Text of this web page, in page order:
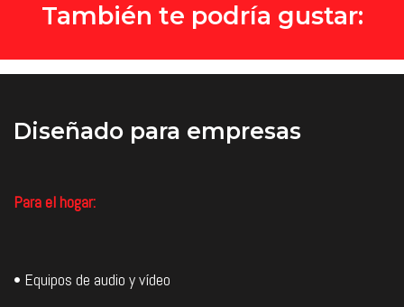
También te podría gustar:
Diseñado para empresas
Para el hogar:
• Equipos de audio y vídeo